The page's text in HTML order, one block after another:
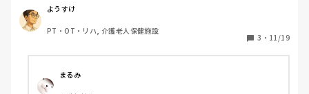
らいことがあります。
限られた時間の中で、どんな優先順位で介入し、どのように
目標設定を行うべきなのでしょうか。
皆さんの施設では、こういったケースにどのように対応され
ていますか？
ようすけ
PT・OT・リハ, 介護老人保健施設
3 ・ 11/19
まるみ